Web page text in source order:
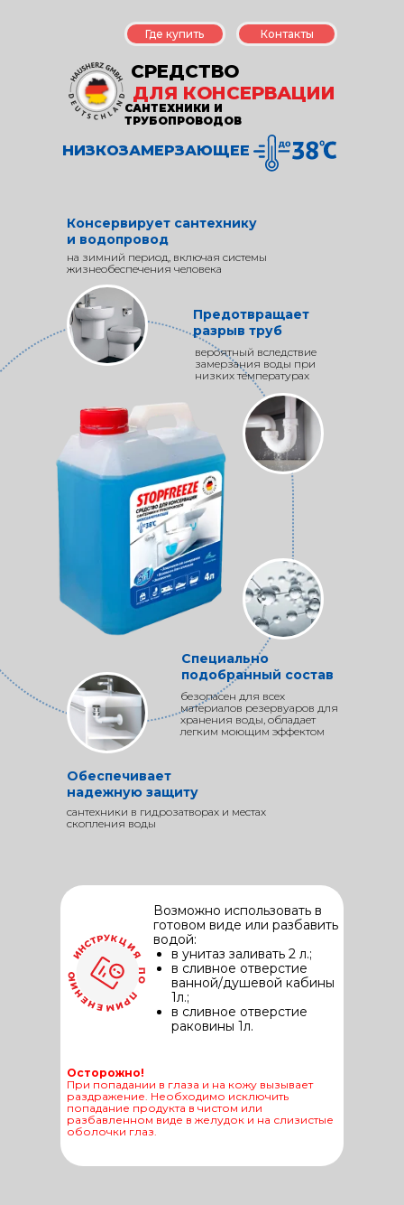
ДЛЯ КОНСЕРВАЦИИ
СРЕДСТВО
САНТЕХНИКИ И
ТРУБОПРОВОДОВ
НИЗКОЗАМЕРЗАЮЩЕЕ
Где купить Контакты
Консервирует сантехнику
и водопровод
на зимний период, включая системы
жизнеобеспечения человека
Обеспечивает
надежную защиту
сантехники в гидрозатворах и местах
скопления воды
Предотвращает
разрыв труб
вероятный вследствие
замерзания воды при
низких температурах
Специально
подобранный состав
безопасен для всех
материалов резервуаров для
хранения воды, обладает
легким моющим эффектом
Возможно использовать в
готовом виде или разбавить
водой:
в унитаз заливать 2 л.;
в сливное отверстие
ванной/душевой кабины
1л.;
в сливное отверстие
раковины 1л.
Осторожно!
При попадании в глаза и на кожу вызывает
раздражение. Необходимо исключить
попадание продукта в чистом или
разбавленном виде в желудок и на слизистые
оболочки глаз.